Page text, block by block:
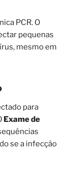
PCR. O
pequenas
mesmo em
para
Exame de
se a infecção